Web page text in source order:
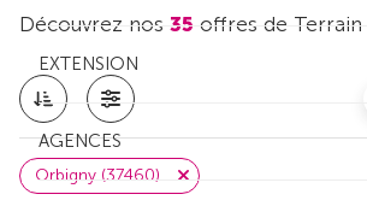
EXTENSION
AGENCES
Découvrez nos 35 offres de Terrain
Orbigny (37460)